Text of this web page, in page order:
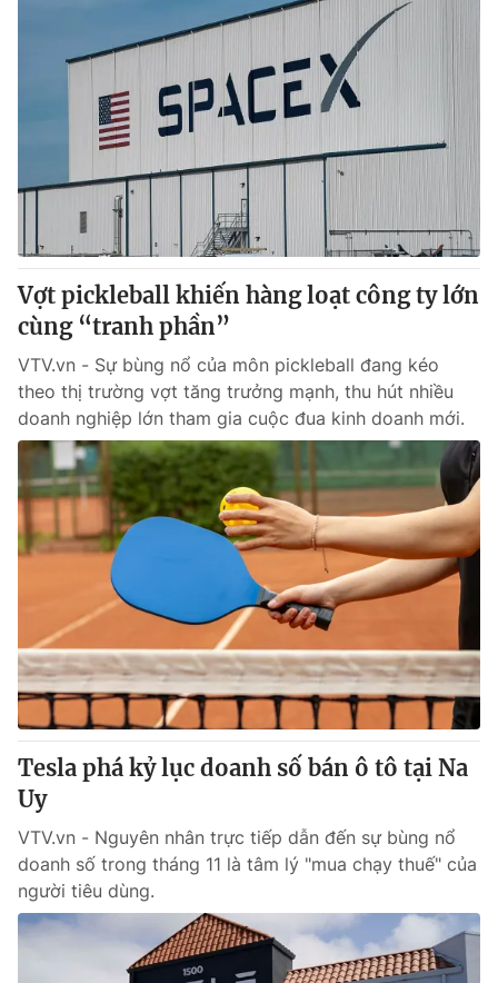
Vợt pickleball khiến hàng loạt công ty lớn
cùng “tranh phần”
VTV.vn - Sự bùng nổ của môn pickleball đang kéo
theo thị trường vợt tăng trưởng mạnh, thu hút nhiều
doanh nghiệp lớn tham gia cuộc đua kinh doanh mới.
Tesla phá kỷ lục doanh số bán ô tô tại Na
Uy
VTV.vn - Nguyên nhân trực tiếp dẫn đến sự bùng nổ
doanh số trong tháng 11 là tâm lý "mua chạy thuế" của
người tiêu dùng.